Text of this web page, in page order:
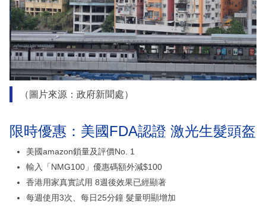
（圖片來源：政府新聞處）
限時優惠：美國FDA認證 激光生髮頭盔
美國amazon鎖量及評價No. 1
輸入「NMG100」優惠碼額外減$100
香港用家真實試用 8週後效果已經顯著
每週使用3次、每日25分鐘 髮量明顯增加